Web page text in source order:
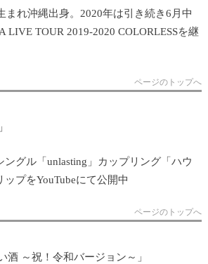
まれ沖縄出身。2020年は引き続き6月中
LIVE TOUR 2019-2020 COLORLESSを継
ページのトップへ
ングル「unlasting」カップリング「ハウ
プをYouTubeにて公開中
ページのトップへ
酒 ～祝！令和バージョン～」